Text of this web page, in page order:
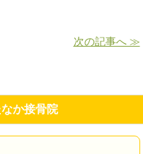
次の記事へ ≫
か接骨院